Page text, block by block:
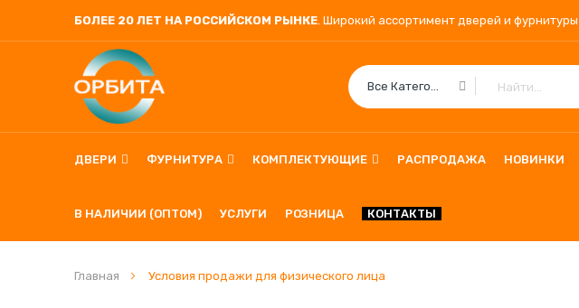
БОЛЕЕ 20 ЛЕТ НА РОССИЙСКОМ РЫНКЕ. Широкий ассортимент дверей и фурнитуры
Все Категории
ДВЕРИ ФУРНИТУРА КОМПЛЕКТУЮЩИЕ РАСПРОДАЖА НОВИНКИ
В НАЛИЧИИ (ОПТОМ) УСЛУГИ РОЗНИЦА КОНТАКТЫ
Главная Условия продажи для физического лица